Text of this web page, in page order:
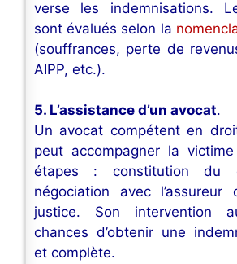
verse les indemnisations.
sont évalués selon la
(souffrances, perte de
AIPP, etc.).
5. L’assistance d’un avocat.
Un avocat compétent en
peut accompagner la
étapes : constitution du
négociation avec
justice. Son intervention
chances d’obtenir une
et complète.